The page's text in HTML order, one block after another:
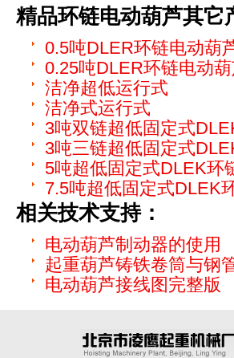
精品环链电动葫芦其它
0.5吨DLER环链电动葫
0.25吨DLER环链电动
洁净超低运行式
洁净式运行式
3吨双链超低固定式
3吨三链超低固定式
5吨超低固定式DLEK环
7.5吨超低固定式DLEK
相关技术支持：
电动葫芦制动器的使用
起重葫芦铸铁卷筒与钢
电动葫芦接线图完整版